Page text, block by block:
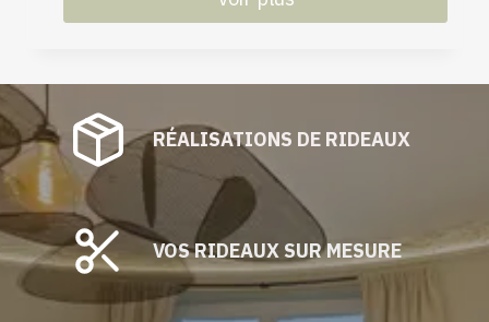
a
plusieurs
variations.
Les
options
peuvent
être
choisies
sur
RÉALISATIONS DE RIDEAUX
VOS RIDEAUX SUR MESURE